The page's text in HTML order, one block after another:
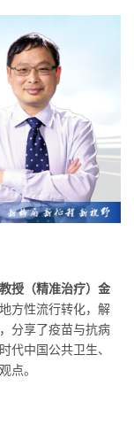
授（精准治疗）金
方性流行转化，解
分享了疫苗与抗病
代中国公共卫生、
点。